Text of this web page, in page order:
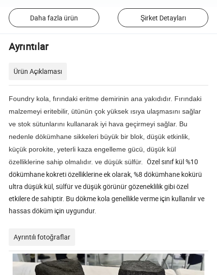
Daha fazla ürün Şirket Detayları
Ayrıntılar
Ürün Açıklaması
Foundry kola, fırındaki eritme demirinin ana yakıdıdır. Fırındaki
malzemeyi eritebilir, ütünün çok yüksek ısıya ulaşmasını sağlar
ve stok sütunlarını kullanarak iyi hava geçirmeyi sağlar. Bu
nedenle dökümhane sikkeleri büyük bir blok, düşük etkinlik,
küçük porokite, yeterli kaza engelleme gücü, düşük kül
özelliklerine sahip olmalıdır. ve düşük sülfür.Özel sınıf kül %10
dökümhane kokreti özelliklerine ek olarak, %8 dökümhane kokürü
ultra düşük kül, sülfür ve düşük görünür gözeneklilik gibi özel
etkilere de sahiptir. Bu dökme kola genellikle verme için kullanılır ve
hassas döküm için uygundur.
Ayrıntılı fotoğraflar